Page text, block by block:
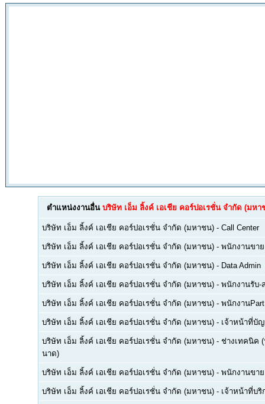
ตำแหน่งงานอื่น บริษัท เอ็ม ลิ้งค์ เอเชีย คอร์ปอเรชั่น จำกัด (มหา
บริษัท เอ็ม ลิ้งค์ เอเชีย คอร์ปอเรชั่น จำกัด (มหาชน) - Call Center
บริษัท เอ็ม ลิ้งค์ เอเชีย คอร์ปอเรชั่น จำกัด (มหาชน) - พนักงานขาย
บริษัท เอ็ม ลิ้งค์ เอเชีย คอร์ปอเรชั่น จำกัด (มหาชน) - Data Admin
บริษัท เอ็ม ลิ้งค์ เอเชีย คอร์ปอเรชั่น จำกัด (มหาชน) - พนักงานรับ-
บริษัท เอ็ม ลิ้งค์ เอเชีย คอร์ปอเรชั่น จำกัด (มหาชน) - พนักงาน
บริษัท เอ็ม ลิ้งค์ เอเชีย คอร์ปอเรชั่น จำกัด (มหาชน) - เจ้าหน้าที่บั
บริษัท เอ็ม ลิ้งค์ เอเชีย คอร์ปอเรชั่น จำกัด (มหาชน) - ช่างเทคนิค
นาด)
บริษัท เอ็ม ลิ้งค์ เอเชีย คอร์ปอเรชั่น จำกัด (มหาชน) - พนักงานขาย
บริษัท เอ็ม ลิ้งค์ เอเชีย คอร์ปอเรชั่น จำกัด (มหาชน) - เจ้าหน้าที่บริ